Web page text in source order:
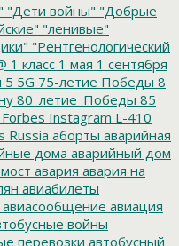
"Дети войны" "Добрые
"ленивые"
"Рентгенологический
1 класс 1 мая 1 сентября
5 5G 75-летие Победы 8
80_летие_Победы 85
Forbes Instagram L-410
Russia аборты аварийная
дома аварийный дом
авария авария на
авиабилеты
авиасообщение авиация
войны
перевозки автобусный